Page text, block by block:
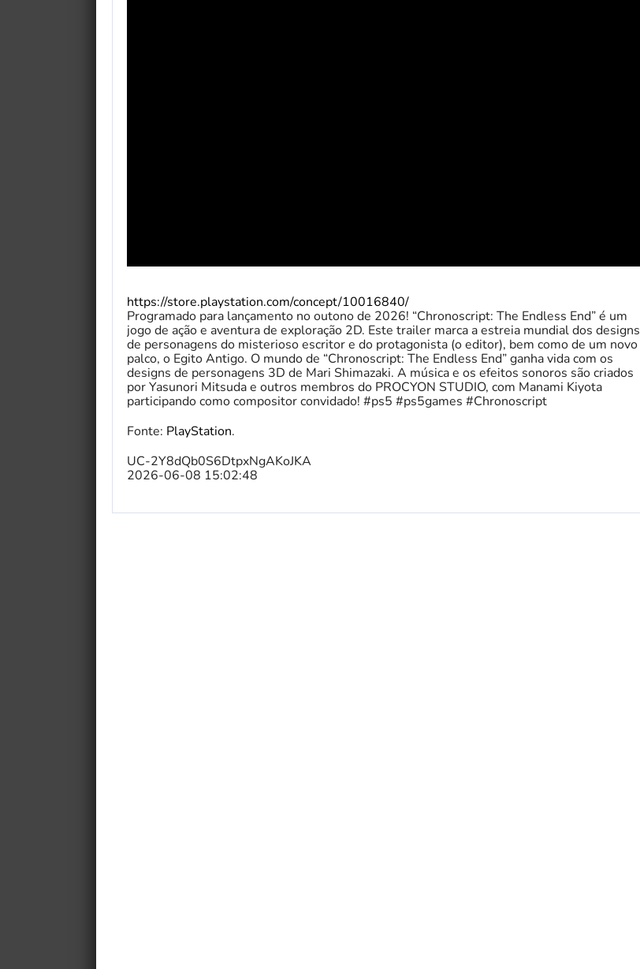
https://store.playstation.com/concept/10016840/
Programado para lançamento no outono de 2026! “Chronoscript: The Endless End” é um
jogo de ação e aventura de exploração 2D. Este trailer marca a estreia mundial dos designs
de personagens do misterioso escritor e do protagonista (o editor), bem como de um novo
palco, o Egito Antigo. O mundo de “Chronoscript: The Endless End” ganha vida com os
designs de personagens 3D de Mari Shimazaki. A música e os efeitos sonoros são criados
por Yasunori Mitsuda e outros membros do PROCYON STUDIO, com Manami Kiyota
participando como compositor convidado! #ps5 #ps5games #Chronoscript
Fonte: PlayStation.
UC-2Y8dQb0S6DtpxNgAKoJKA
2026-06-08 15:02:48